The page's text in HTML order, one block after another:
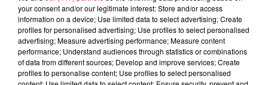
Organisateur
Lisa KOPFF
0780058361
lisa.kopff@hotmail.com
your consent and/or our legitimate interest: Store and/or access
information on a device; Use limited data to select advertising; Create
profiles for personalised advertising; Use profiles to select personalised
advertising; Measure advertising performance; Measure content
performance; Understand audiences through statistics or combinations
of data from different sources; Develop and improve services; Create
profiles to personalise content; Use profiles to select personalised